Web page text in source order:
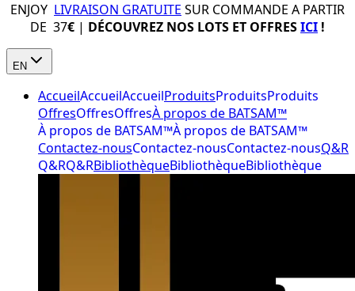
ENJOY LIVRAISON GRATUITE SUR COMMANDE A PARTIR
DE 37€ | DÉCOUVREZ NOS LOTS ET OFFRESICI !
EN
AccueilAccueilAccueilProduitsProduitsProduits
OffresOffresOffresÀ propos de BATSAM™
À propos de BATSAM™À propos de BATSAM™
Contactez-nousContactez-nousContactez-nousQ&R
Q&RQ&RBibliothèqueBibliothèqueBibliothèque